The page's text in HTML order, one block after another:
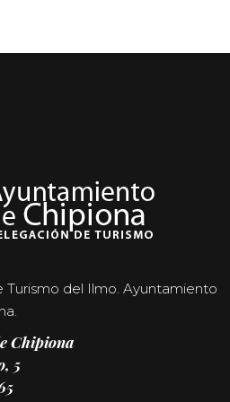
Turismo del Ilmo. Ayuntamiento
Chipiona
5